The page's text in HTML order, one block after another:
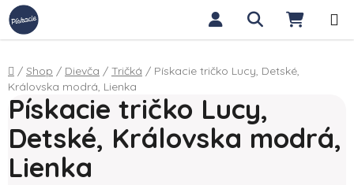
Prejsť na obsah Hľadať
Domov
/ Shop / Dievča / Tričká / Pískacie tričko Lucy, Detské,
Královska modrá, Lienka
Pískacie tričko Lucy,
Detské, Královska modrá,
Lienka